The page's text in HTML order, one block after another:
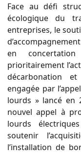
Face au défi
écologique du
entreprises, le
en
prioritairement
décarbonation
engagée par
lourds » lancé en
nouvel appel à
lourds
soutenir
l’installation de